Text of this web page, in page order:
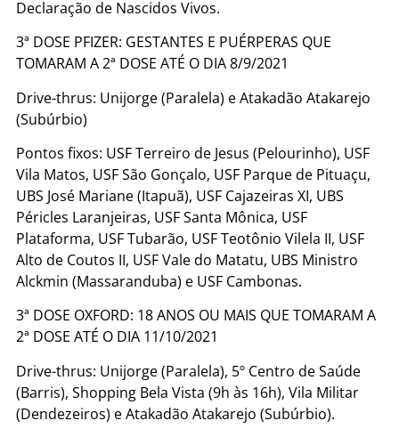
Declaração de Nascidos Vivos.
3ª DOSE PFIZER: GESTANTES E PUÉRPERAS QUE
TOMARAM A 2ª DOSE ATÉ O DIA 8/9/2021
Drive-thrus: Unijorge (Paralela) e Atakadão Atakarejo
(Subúrbio)
Pontos fixos: USF Terreiro de Jesus (Pelourinho), USF
Vila Matos, USF São Gonçalo, USF Parque de Pituaçu,
UBS José Mariane (Itapuã), USF Cajazeiras XI, UBS
Péricles Laranjeiras, USF Santa Mônica, USF
Plataforma, USF Tubarão, USF Teotônio Vilela II, USF
Alto de Coutos II, USF Vale do Matatu, UBS Ministro
Alckmin (Massaranduba) e USF Cambonas.
3ª DOSE OXFORD: 18 ANOS OU MAIS QUE TOMARAM A
2ª DOSE ATÉ O DIA 11/10/2021
Drive-thrus: Unijorge (Paralela), 5º Centro de Saúde
(Barris), Shopping Bela Vista (9h às 16h), Vila Militar
(Dendezeiros) e Atakadão Atakarejo (Subúrbio).